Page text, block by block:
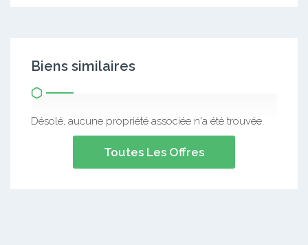
Biens similaires
Désolé, aucune propriété associée n'a été trouvée.
Toutes Les Offres